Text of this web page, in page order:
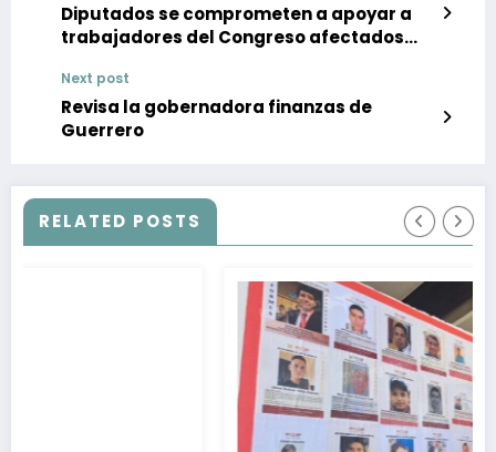
Diputados se comprometen a apoyar a
trabajadores del Congreso afectados
Next post
Revisa la gobernadora finanzas de
Guerrero
RELATED POSTS